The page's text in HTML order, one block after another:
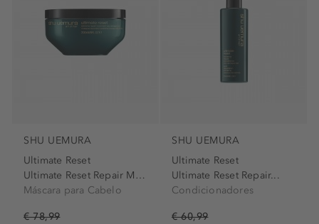
SHU UEMURA
Ultimate Reset
Ultimate Reset Repair Mascara
Máscara para Cabelo
€ 78,99
SHU UEMURA
Ultimate Reset
Ultimate Reset Repair...
Condicionadores
€ 60,99